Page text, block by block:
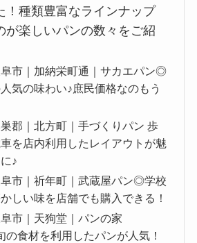
！種類豊富なラインナップ
が楽しいパンの数々をご紹
市｜加納栄町通｜サカエパン◎
気の味わい♪庶民価格なのもう
郡｜北方町｜手づくりパン 歩
を店内利用したレイアウトが魅
♪
市｜祈年町｜武蔵屋パン◎学校
しい味を店舗でも購入できる！
市｜天狗堂｜パンの家
食材を利用したパンが人気！